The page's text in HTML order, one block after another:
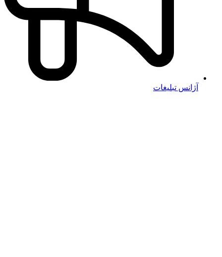
آژانس تبلیغات